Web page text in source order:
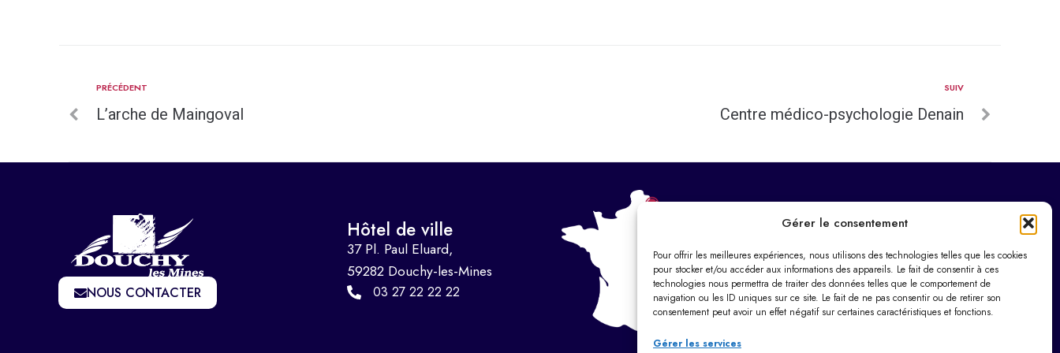
Gérer le consentement
Pour offrir les meilleures expériences, nous utilisons des technologies telles que les cookies
pour stocker et/ou accéder aux informations des appareils. Le fait de consentir à ces
technologies nous permettra de traiter des données telles que le comportement de
navigation ou les ID uniques sur ce site. Le fait de ne pas consentir ou de retirer son
consentement peut avoir un effet négatif sur certaines caractéristiques et fonctions.
Gérer les services
PRÉCÉDENT
L’arche de Maingoval
SUIV
Centre médico-psychologie Denain
NOUS CONTACTER
Hôtel de ville
37 Pl. Paul Eluard,
59282 Douchy-les-Mines
03 27 22 22 22
Horaires d’ouverture
9h00 – 12h00 / 14h00 – 17h30
Le samedi : 9h00 – 12h00
Dimanche : Fermé